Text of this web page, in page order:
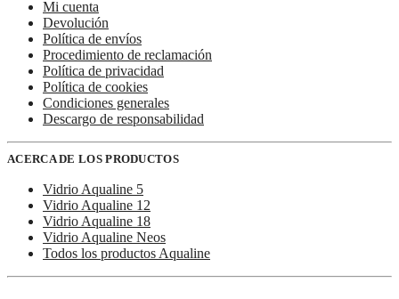
Mi cuenta
Devolución
Política de envíos
Procedimiento de reclamación
Política de privacidad
Política de cookies
Condiciones generales
Descargo de responsabilidad
ACERCA DE LOS PRODUCTOS
Vidrio Aqualine 5
Vidrio Aqualine 12
Vidrio Aqualine 18
Vidrio Aqualine Neos
Todos los productos Aqualine